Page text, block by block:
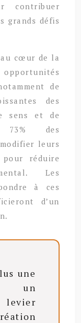
contribuer
grands défis
cœur de la
de
des
sens et de
73% des
leurs
pour réduire
Les
à ces
d’un
une
un